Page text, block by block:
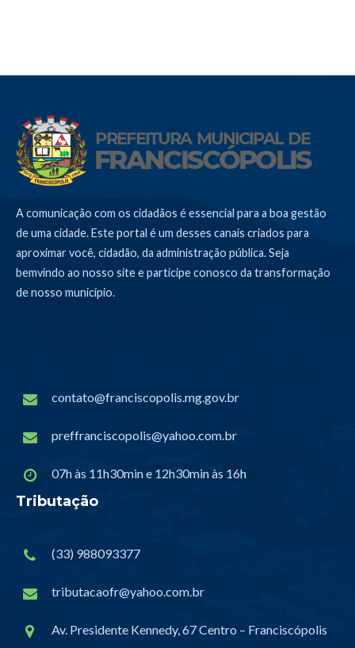
A comunicação com os cidadãos é essencial para a boa gestão
de uma cidade. Este portal é um desses canais criados para
aproximar você, cidadão, da administração pública. Seja
bemvindo ao nosso site e participe conosco da transformação
de nosso município.
contato@franciscopolis.mg.gov.br
preffranciscopolis@yahoo.com.br
07h às 11h30min e 12h30min às 16h
Tributação
(33) 988093377
tributacaofr@yahoo.com.br
Av. Presidente Kennedy, 67 Centro – Franciscópolis